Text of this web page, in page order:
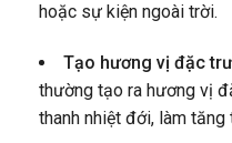
hoặc sự kiện ngoài trời.
Tạo hương vị đặc
thường tạo ra hương vị
thanh nhiệt đới, làm